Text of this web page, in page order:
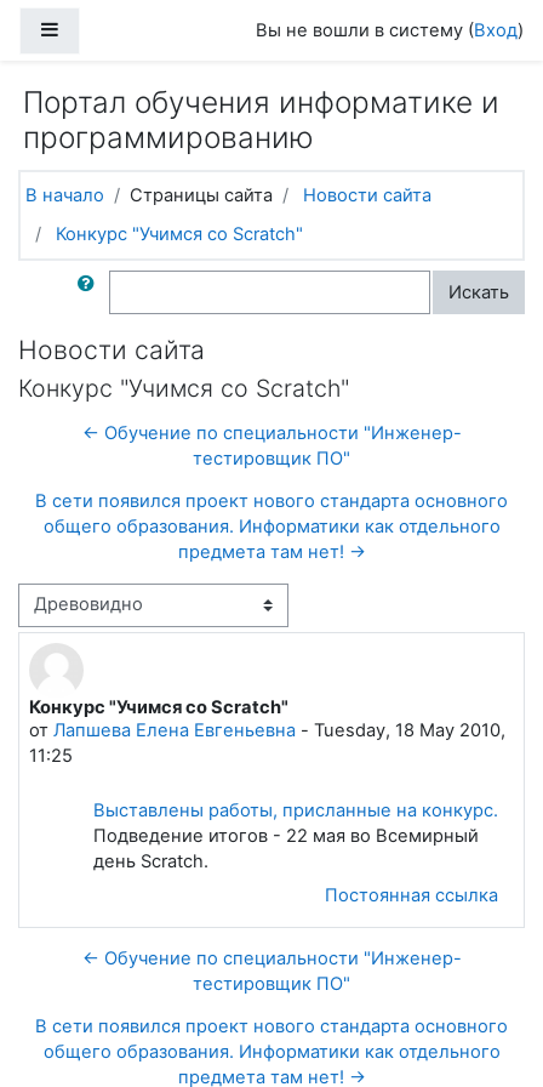
Вы не вошли в систему (Вход)
Портал обучения информатике и
программированию
В начало Страницы сайта
Новости сайта
Конкурс "Учимся со Scratch"
Поиск по форумам Искать
Новости сайта
Конкурс "Учимся со Scratch"
← Обучение по специальности "Инженер-
тестировщик ПО"
В сети появился проект нового стандарта основного
общего образования. Информатики как отдельного
предмета там нет! →
Режим отображения
Конкурс "Учимся со Scratch"
от Лапшева Елена Евгеньевна - Tuesday, 18 May 2010,
11:25
Количество ответов: 0
Выставлены работы, присланные на конкурс.
Подведение итогов - 22 мая во Всемирный
день Scratch.
Постоянная ссылка
← Обучение по специальности "Инженер-
тестировщик ПО"
В сети появился проект нового стандарта основного
общего образования. Информатики как отдельного
предмета там нет! →